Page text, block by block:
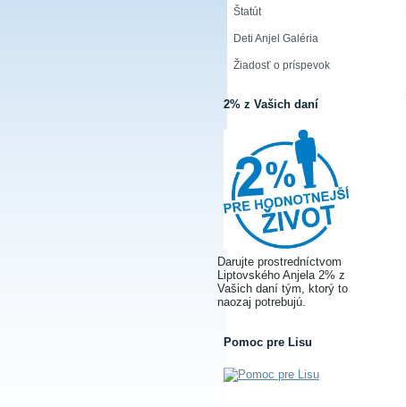
Štatút
Deti Anjel Galéria
Žiadosť o príspevok
2% z Vašich daní
Darujte prostredníctvom
Liptovského Anjela 2% z
Vašich daní tým, ktorý to
naozaj potrebujú.
Pomoc pre Lisu